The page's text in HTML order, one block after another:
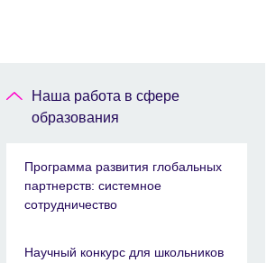
Наша работа в сфере
образования
Программа развития глобальных
партнерств: системное
сотрудничество
Научный конкурс для школьников